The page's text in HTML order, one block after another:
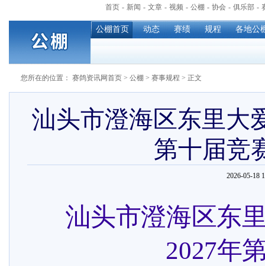
首页 - 新闻 - 文章 - 视频 - 公棚 - 协会 - 俱乐部 -
公棚首页 动态 赛绩 规程 各地公
您所在的位置： 赛鸽资讯网首页 > 公棚 > 赛事规程 > 正文
汕头市澄海区东里大
第十届竞
2026-05-18
汕头市澄海区东
2027年